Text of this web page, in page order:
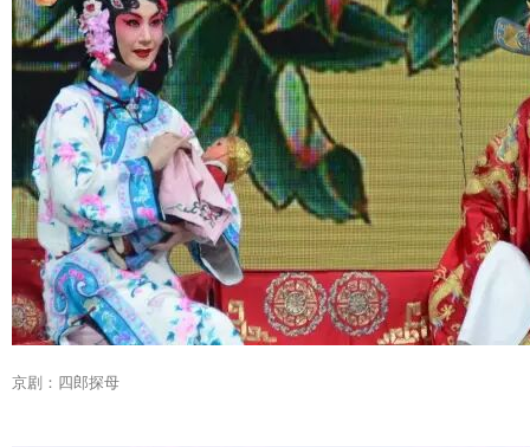
京剧：四郎探母